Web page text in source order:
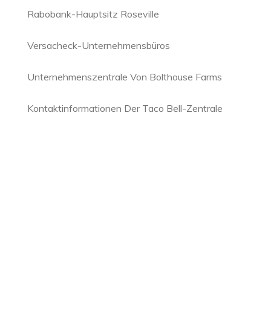
Rabobank-Hauptsitz Roseville
Versacheck-Unternehmensbüros
Unternehmenszentrale Von Bolthouse Farms
Kontaktinformationen Der Taco Bell-Zentrale